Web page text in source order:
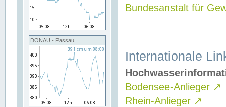
DONAU - Passau
Bundesanstalt für
Internationale
Bodensee-Anlieger ↗
Rhein-Anlieger ↗